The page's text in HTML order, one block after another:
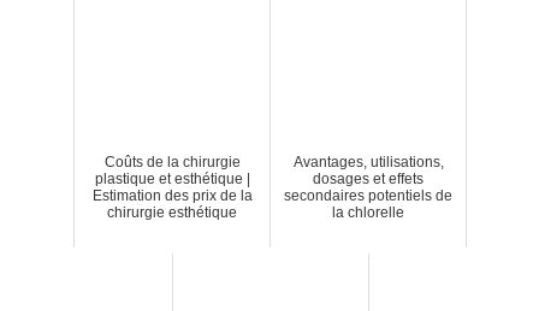
Coûts de la chirurgie
plastique et esthétique |
Estimation des prix de la
chirurgie esthétique
Avantages, utilisations,
dosages et effets
secondaires potentiels de
la chlorelle